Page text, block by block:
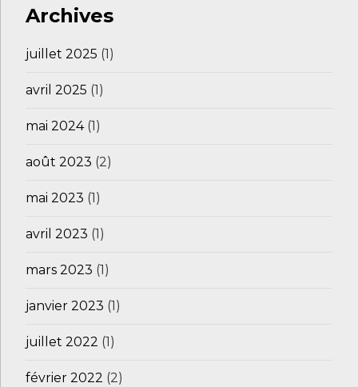
Archives
juillet 2025 (1)
avril 2025 (1)
mai 2024(1)
août 2023 (2)
mai 2023 (1)
avril 2023 (1)
mars 2023 (1)
janvier 2023 (1)
juillet 2022 (1)
février 2022 (2)